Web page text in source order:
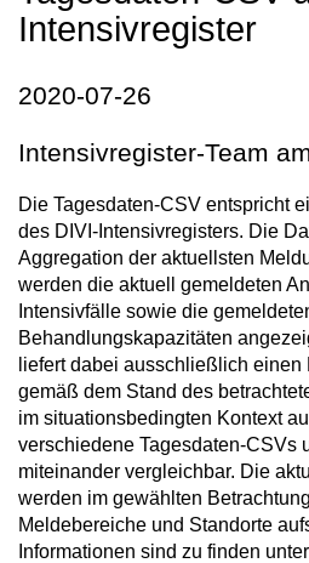
Intensivregister
2020-07-26
Intensivregister-Team
Die Tagesdaten-CSV entspricht
des DIVI-Intensivregisters. Die
Aggregation der aktuellsten
werden die aktuell gemeldeten
Intensivfälle sowie die
Behandlungskapazitäten
liefert dabei ausschließlich einen
gemäß dem Stand des
im situationsbedingten Kontext
verschiedene Tagesdaten-CSVs
miteinander vergleichbar. Die
werden im gewählten
Meldebereiche und Standorte
Informationen sind zu finden unter